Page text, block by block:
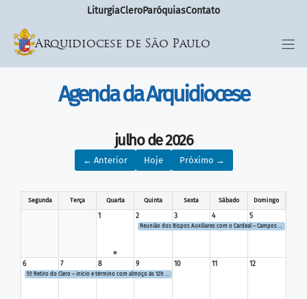
LiturgiaCleroParóquiasContato
Arquidiocese de São Paulo
Agenda da Arquidiocese
julho de 2026
← Anterior Hoje Próximo →
Segunda Terça Quarta Quinta Sexta Sábado Domingo
1 2 3 4 5
6 7 8 9 10 11 12